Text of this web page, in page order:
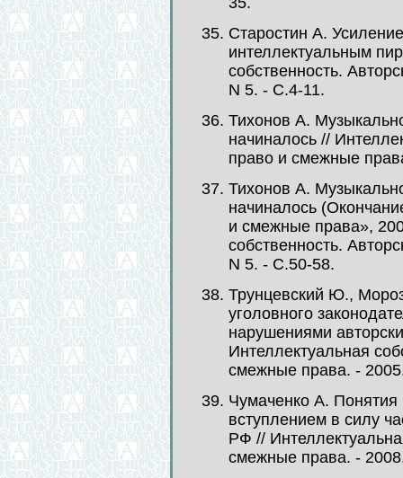
Старостин А.
интеллектуальным
собственность.
N 5. - С.4-11.
Тихонов А.
начиналось //
право и смежные
Тихонов А.
начиналось
и смежные права»,
собственность.
N 5. - С.50-58.
Трунцевский Ю.,
уголовного
нарушениями
Интеллектуальная
смежные права. -
Чумаченко А. Понятия
вступлением в силу
РФ //
смежные права. -